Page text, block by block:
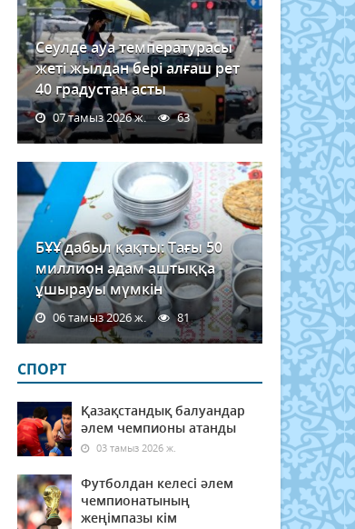
Сеулде ауа температурасы
жеті жылдан бері алғаш рет
40 градустан асты
07 тамыз 2026 ж. 63
БҰҰ дабыл қақты: Тағы 50
миллион адам аштыққа
ұшырауы мүмкін
06 тамыз 2026 ж. 81
СПОРТ
Қазақстандық балуандар
әлем чемпионы атанды
03 тамыз 2026 ж.
Футболдан келесі әлем
чемпионатының
жеңімпазы кім